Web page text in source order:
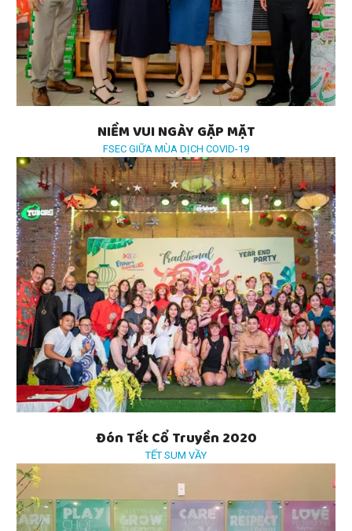
NIỀM VUI NGÀY GẶP MẶT
FSEC GIỮA MÙA DỊCH COVID-19
Đón Tết Cổ Truyền 2020
TẾT SUM VẦY